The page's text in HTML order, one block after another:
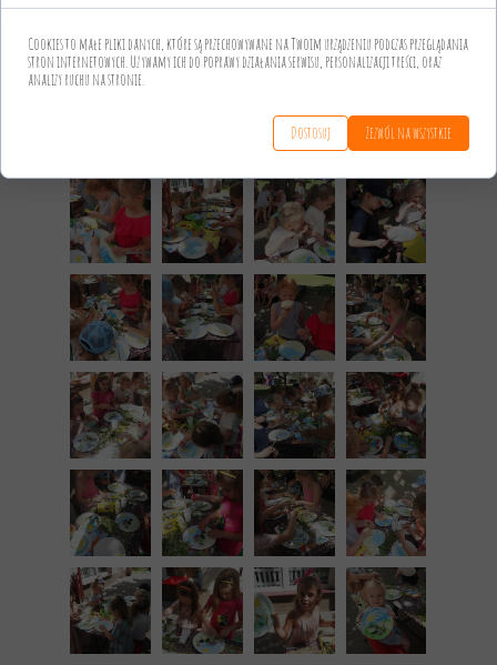
Cookies to małe pliki danych, które są przechowywane na Twoim urządzeniu podczas przeglądania
stron internetowych. Używamy ich do poprawy działania serwisu, personalizacji treści, oraz
analizy ruchu na stronie.
Dostosuj Zezwól na wszystkie